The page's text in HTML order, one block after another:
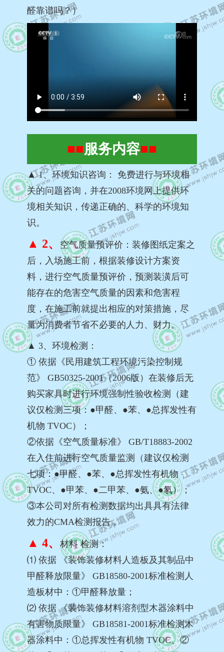
醛靠谱吗？）
■■服务内容■■
▲ 1、环境知识咨询： 免费进行与环境相
关的问题咨询，并在2008环境网上提供环
境相关知识，传递正确的、科学的环境知
识。
▲ 2、
空气质量预评价：装修图纸定案之
后，入场施工前，根据装修设计方案资
料，进行空气质量预评价，预测装潢后可
能存在的危害空气质量的因素和危害程
度，在施工前就提出相应的对策措施，尽
量为消费者节省不必要的人力、财力。
▲ 3、环境检测：
① 依据《民用建筑工程环境污染控制规
范》 GB50325-2001（2006版）在装修后无
购买家具时进行环境强制性验收检测（建
议仅检测三项：●甲醛、●苯、●总挥发性有
机物 TVOC）；
②依据《空气质量标准》 GB/T18883-2002
在入住前进行空气质量监测（建议仅检测
七项：●甲醛、●苯、●总挥发性有机物
TVOC、●甲苯、●二甲苯、●氨、●氡）；
③本公司对所有检测数据均出具具有法律
效力的CMA检测报告 。
▲ 4、
材料 检测：
⑴ 依据 《装饰装修材料人造板及其制品中
甲醛释放限量》 GB18580-2001标准检测人
造板材中：①甲醛释放量；
⑵ 依据 《装饰装修材料溶剂型木器涂料中
有害物质限量》 GB18581-2001标准检测木
器涂料中：①总挥发性有机物 TVOC、②